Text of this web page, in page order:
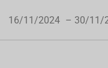
16/11/2024 – 30/11/